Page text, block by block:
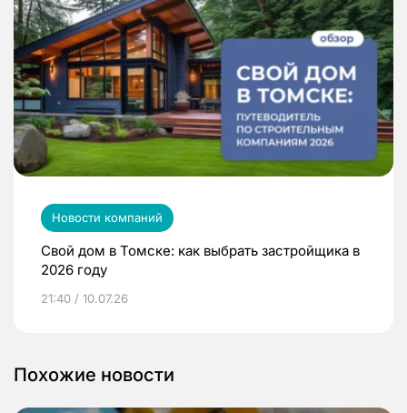
Новости компаний
Свой дом в Томске: как выбрать застройщика в
2026 году
21:40 / 10.07.26
Похожие новости